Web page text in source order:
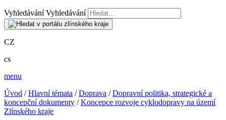
Vyhledávání Vyhledávání
CZ
cs
menu
Úvod /Hlavní témata /Doprava /Dopravní politika, strategické a
koncepční dokumenty /Koncepce rozvoje cyklodopravy na území
Zlínského kraje